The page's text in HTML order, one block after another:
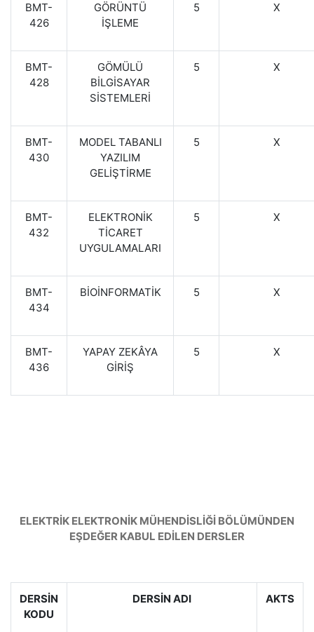
BMT-
426
GÖRÜNTÜ
İŞLEME
5 X
BMT-
428
GÖMÜLÜ
BİLGİSAYAR
SİSTEMLERİ
5 X
BMT-
430
MODEL TABANLI
YAZILIM
GELİŞTİRME
5 X
BMT-
432
ELEKTRONİK
TİCARET
UYGULAMALARI
5 X
BMT-
434
BİOİNFORMATİK 5 X
BMT-
436
YAPAY ZEKÂYA
GİRİŞ
5 X
ELEKTRİK ELEKTRONİK MÜHENDİSLİĞİ BÖLÜMÜNDEN
EŞDEĞER KABUL EDİLEN DERSLER
DERSİN
KODU
DERSİN ADI AKTS